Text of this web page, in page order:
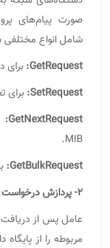
شامل انواع مختلفی
GetRequest: برای
SetRequest: برای
GetNextRequest:
MIB.
GetBulkRequest:
۲- پردازش درخواست توسط عامل:
عامل پس از